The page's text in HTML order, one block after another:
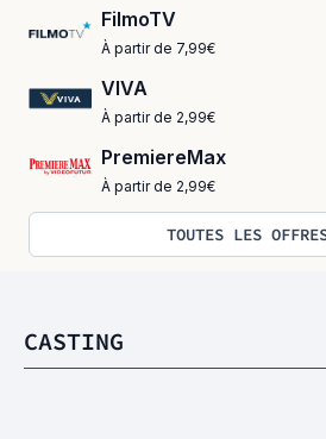
FilmoTV
À partir de 7,99€
VIVA
À partir de 2,99€
PremiereMax
À partir de 2,99€
TOUTES LES
CASTING